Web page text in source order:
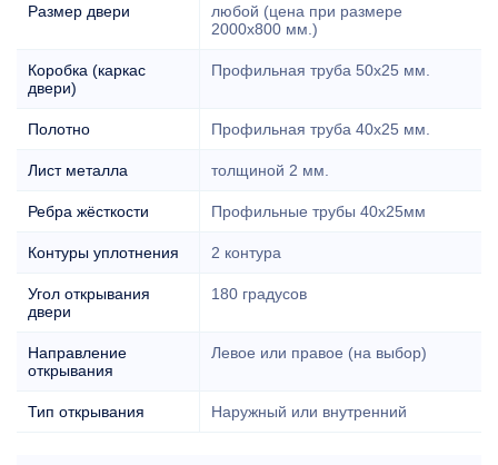
Размер двери
любой (цена при размере
2000x800 мм.)
Коробка (каркас
двери)
Профильная труба 50х25 мм.
Полотно Профильная труба 40х25 мм.
Лист металла толщиной 2 мм.
Ребра жёсткости Профильные трубы 40х25мм
Контуры уплотнения 2 контура
Угол открывания
двери
180 градусов
Направление
открывания
Левое или правое (на выбор)
Тип открывания Наружный или внутренний